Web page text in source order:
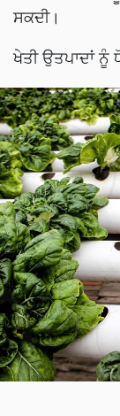
ਸਕਦੀ।
ਖੇਤੀ ਉਤਪਾਦਾਂ ਨੂੰ